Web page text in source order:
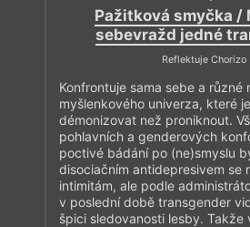
Pažitková smyčka /
sebevražd jedné
Reflektuje Chorizo
Konfrontuje sama sebe a různé
myšlenkového univerza, které
démonizovat než proniknout.
pohlavních a genderových
poctivé bádání po (ne)smyslu
disociačním antidepresivem se
intimitám, ale podle
v poslední době transgender
špici sledovanosti lesby. Takže